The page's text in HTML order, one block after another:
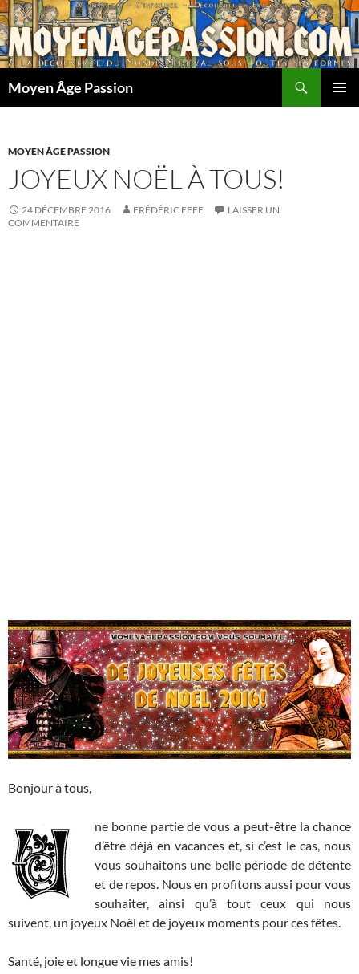
Aller
au
contenu
Moyen Âge Passion
MOYEN ÂGE PASSION
JOYEUX NOËL À TOUS!
24 DÉCEMBRE 2016 FRÉDÉRIC EFFE
LAISSER UN
COMMENTAIRE
Bonjour à tous,
ne bonne partie de vous a peut-être la chance
d’être déjà en vacances et, si c’est le cas, nous
vous souhaitons une belle période de détente
et de repos. Nous en profitons aussi pour vous
souhaiter, ainsi qu’à tout ceux qui nous
suivent, un joyeux Noël et de joyeux moments pour ces fêtes.
Santé, joie et longue vie mes amis!